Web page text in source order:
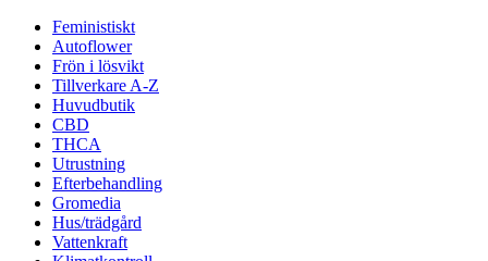
Feministiskt
Autoflower
Frön i lösvikt
Tillverkare A-Z
Huvudbutik
CBD
THCA
Utrustning
Efterbehandling
Gromedia
Hus/trädgård
Vattenkraft